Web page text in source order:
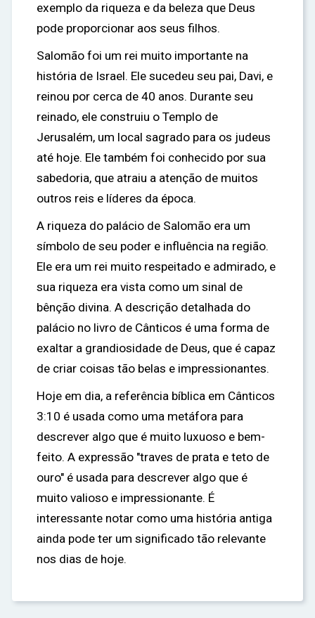
exemplo da riqueza e da beleza que Deus
pode proporcionar aos seus filhos.
Salomão foi um rei muito importante na
história de Israel. Ele sucedeu seu pai, Davi, e
reinou por cerca de 40 anos. Durante seu
reinado, ele construiu o Templo de
Jerusalém, um local sagrado para os judeus
até hoje. Ele também foi conhecido por sua
sabedoria, que atraiu a atenção de muitos
outros reis e líderes da época.
A riqueza do palácio de Salomão era um
símbolo de seu poder e influência na região.
Ele era um rei muito respeitado e admirado, e
sua riqueza era vista como um sinal de
bênção divina. A descrição detalhada do
palácio no livro de Cânticos é uma forma de
exaltar a grandiosidade de Deus, que é capaz
de criar coisas tão belas e impressionantes.
Hoje em dia, a referência bíblica em Cânticos
3:10 é usada como uma metáfora para
descrever algo que é muito luxuoso e bem-
feito. A expressão "traves de prata e teto de
ouro" é usada para descrever algo que é
muito valioso e impressionante. É
interessante notar como uma história antiga
ainda pode ter um significado tão relevante
nos dias de hoje.